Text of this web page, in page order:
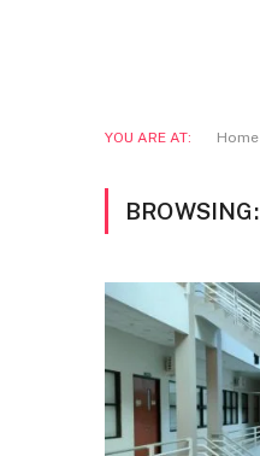
YOU ARE AT: Home
BROWSING: